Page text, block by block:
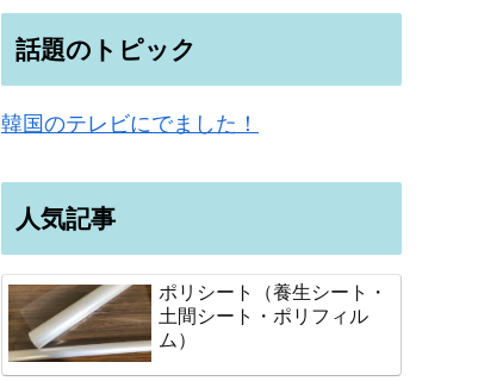
話題のトピック
韓国のテレビにでました！
人気記事
ポリシート（養生シート・
土間シート・ポリフィル
ム）